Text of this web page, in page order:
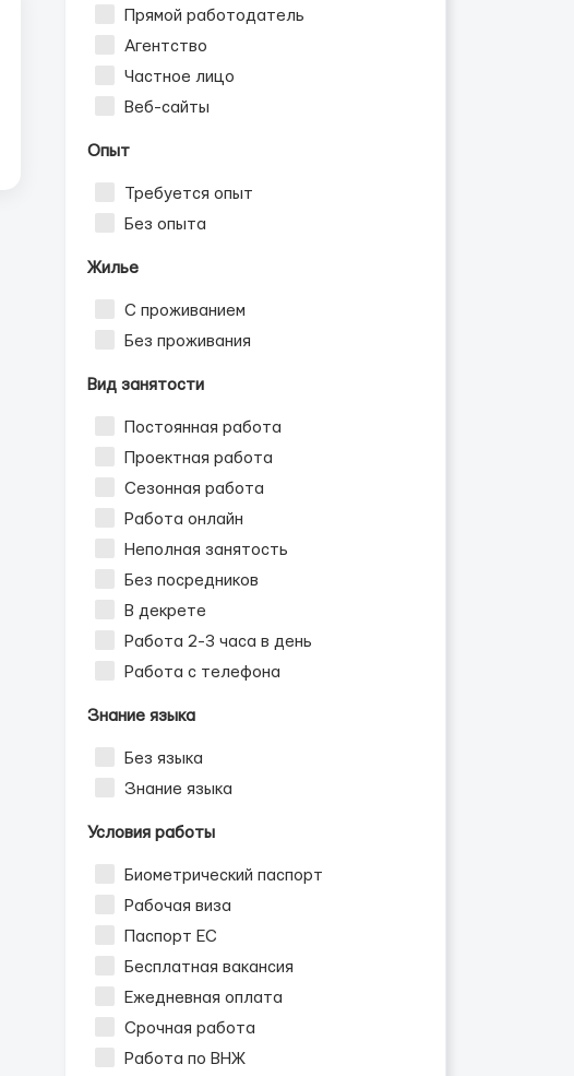
Прямой работодатель
Агентство
Частное лицо
Веб-сайты
Опыт
Требуется опыт
Без опыта
Жилье
С проживанием
Без проживания
Вид занятости
Постоянная работа
Проектная работа
Сезонная работа
Работа онлайн
Неполная занятость
Без посредников
В декрете
Работа 2-3 часа в день
Работа с телефона
Знание языка
Без языка
Знание языка
Условия работы
Биометрический паспорт
Рабочая виза
Паспорт ЕС
Бесплатная вакансия
Ежедневная оплата
Срочная работа
Работа по ВНЖ